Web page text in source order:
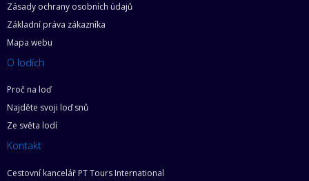
Zásady ochrany osobních údajů
Základní práva zákazníka
Mapa webu
O lodích
Proč na loď
Najděte svoji loď snů
Ze světa lodí
Kontakt
Cestovní kancelář PT Tours International